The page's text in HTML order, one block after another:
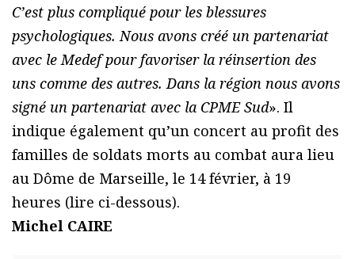
C’est plus compliqué pour les blessures
psychologiques. Nous avons créé un partenariat
avec le Medef pour favoriser la réinsertion des
uns comme des autres. Dans la région nous avons
signé un partenariat avec la CPME Sud». Il
indique également qu’un concert au profit des
familles de soldats morts au combat aura lieu
au Dôme de Marseille, le 14 février, à 19
heures (lire ci-dessous).
Michel CAIRE